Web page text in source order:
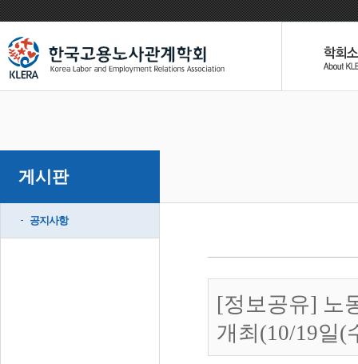
게시판
공지사항
[정보공유] 노
개최(10/19일(